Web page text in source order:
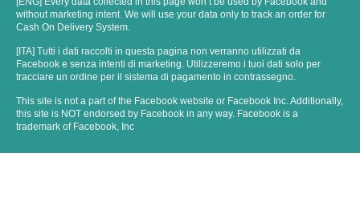
without marketing intent. We will use your data only to track an order for
Cash On Delivery System.
[ITA] Tutti i dati raccolti in questa pagina non verranno utilizzati da
Facebook e senza intenti di marketing. Utilizzeremo i tuoi dati solo per
tracciare un ordine per il sistema di pagamento in contrassegno.
This site is not a part of the Facebook website or Facebook Inc. Additionally,
this site is NOT endorsed by Facebook in any way. Facebook is a
trademark of Facebook, Inc